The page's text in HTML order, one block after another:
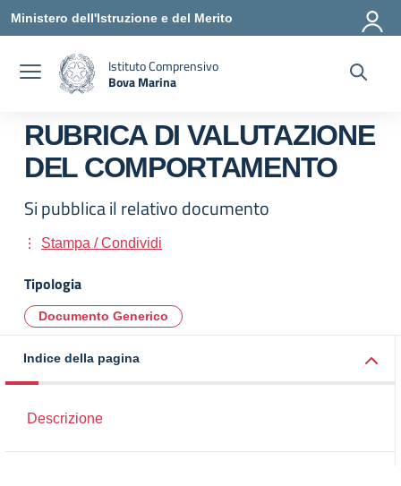
Ministero dell'Istruzione e del Merito
Istituto Comprensivo
Bova Marina
RUBRICA DI VALUTAZIONE
DEL COMPORTAMENTO
Si pubblica il relativo documento
Stampa / Condividi
Tipologia
Documento Generico
Indice della pagina
Descrizione